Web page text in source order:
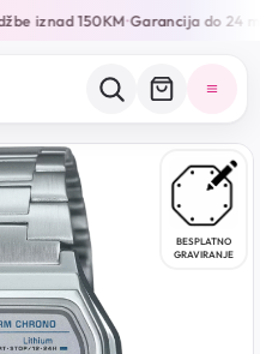
iznad 150KM•Garancija do 24
BESPLATNO
GRAVIRANJE